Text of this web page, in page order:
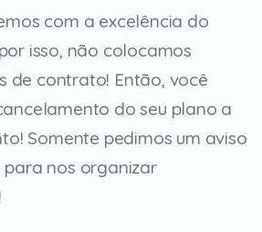
com a excelência do
isso, não colocamos
de contrato! Então, você
do seu plano a
Somente pedimos um aviso
para nos organizar